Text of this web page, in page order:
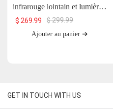
infrarouge lointain et lumière
rouge avec pierre de jade et
aimants, 66 x 51 cm, H13T4
$ 269.99 $299.99
Ajouter au panier ➔
GET IN TOUCH WITH US